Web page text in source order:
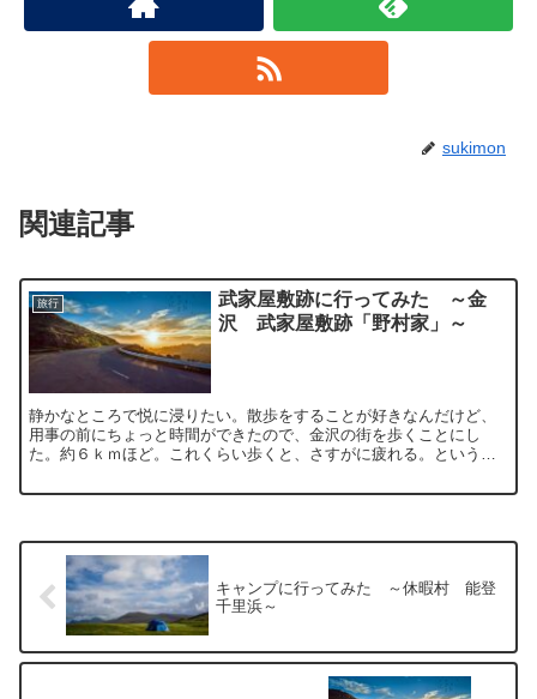
sukimon
関連記事
旅行
武家屋敷跡に行ってみた ～金
沢 武家屋敷跡「野村家」～
静かなところで悦に浸りたい。散歩をすることが好きなんだけど、
用事の前にちょっと時間ができたので、金沢の街を歩くことにし
た。約６ｋｍほど。これくらい歩くと、さすがに疲れる。というこ
し...
キャンプに行ってみた ～休暇村 能登
千里浜～